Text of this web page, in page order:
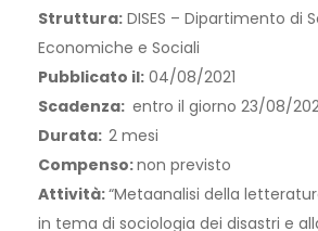
Struttura: DISES – Dipartimento di
Economiche e Sociali
Pubblicato il: 04/08/2021
Scadenza: entro il giorno 23/08/
Durata: 2 mesi
Compenso:non previsto
Attività:“Metaanalisi della
in tema di sociologia dei disastri e